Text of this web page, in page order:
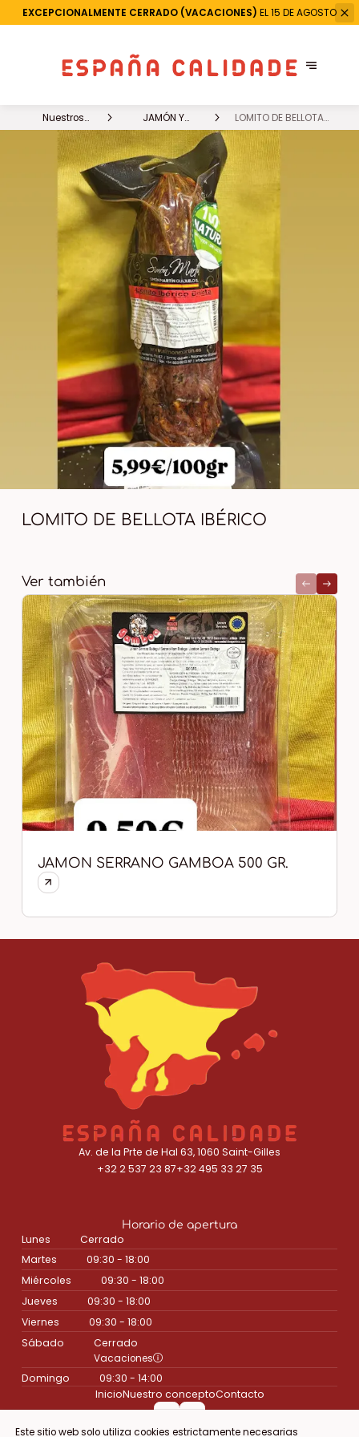
EXCEPCIONALMENTE CERRADO (VACACIONES) EL 15 DE AGOSTO
Nuestros
productos
JAMÓN Y
CHARCUTERIA
LOMITO DE BELLOTA
IBÉRICO
LOMITO DE BELLOTA IBÉRICO
Ver también
JAMON SERRANO GAMBOA 500 GR.
Av. de la Prte de Hal 63, 1060 Saint-Gilles
+32 2 537 23 87+32 495 33 27 35
Horario de apertura
Lunes
Cerrado
Martes
09:30 - 18:00
Miércoles
09:30 - 18:00
Jueves
09:30 - 18:00
Viernes
09:30 - 18:00
Sábado
Cerrado
Vacaciones
Domingo
09:30 - 14:00
InicioNuestro conceptoContacto
Este sitio web solo utiliza cookies estrictamente necesarias